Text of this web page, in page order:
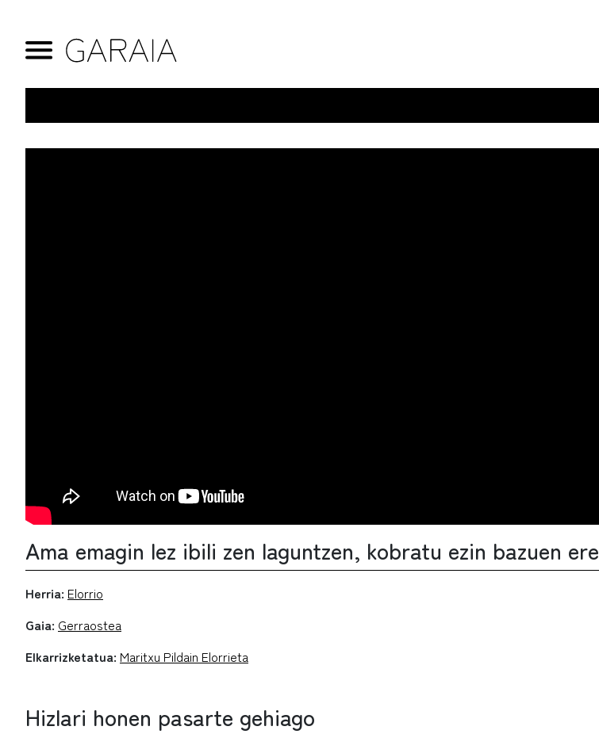
Ama emagin lez ibili zen laguntzen, kobratu ezin bazuen ere
Herria: Elorrio
Gaia: Gerraostea
Elkarrizketatua: Maritxu Pildain Elorrieta
Hizlari honen pasarte gehiago